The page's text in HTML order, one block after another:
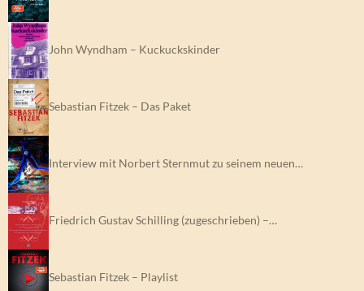
John Wyndham – Kuckuckskinder
Sebastian Fitzek – Das Paket
Interview mit Norbert Sternmut zu seinem neuen…
Friedrich Gustav Schilling (zugeschrieben) –…
Sebastian Fitzek – Playlist